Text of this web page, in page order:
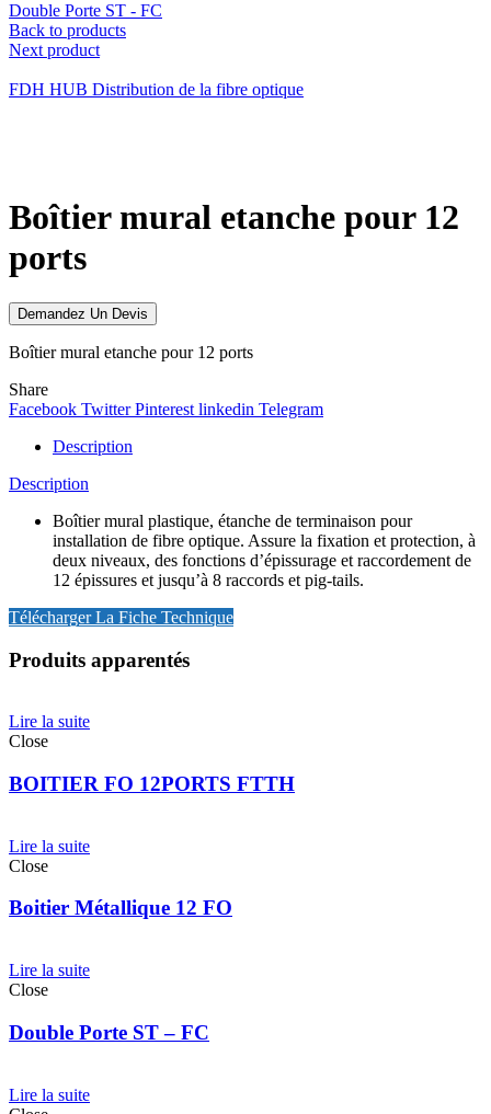
Double Porte ST - FC
Back to products
Next product
FDH HUB Distribution de la fibre optique
Boîtier mural etanche pour 12
ports
Demandez Un Devis
Boîtier mural etanche pour 12 ports
Share
Facebook Twitter Pinterest linkedin Telegram
Description
Description
Boîtier mural plastique, étanche de terminaison pour
installation de fibre optique. Assure la fixation et protection, à
deux niveaux, des fonctions d’épissurage et raccordement de
12 épissures et jusqu’à 8 raccords et pig-tails.
Télécharger La Fiche Technique
Produits apparentés
Lire la suite
Close
BOITIER FO 12PORTS FTTH
Lire la suite
Close
Boitier Métallique 12 FO
Lire la suite
Close
Double Porte ST – FC
Lire la suite